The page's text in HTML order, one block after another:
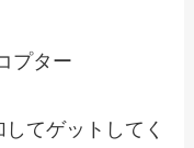
プター
てゲットしてく